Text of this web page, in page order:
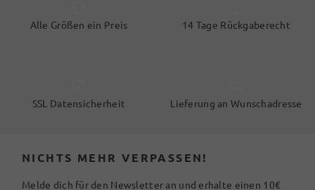
Alle Größen ein Preis 14 Tage Rückgaberecht
SSL Datensicherheit Lieferung an Wunschadresse
NICHTS MEHR VERPASSEN!
Melde dich für den Newsletter an und erhalte einen 10€